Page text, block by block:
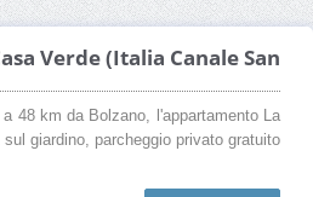
Verde (Italia Canale San
48 km da Bolzano, l'appartamento La
giardino, parcheggio privato gratuito